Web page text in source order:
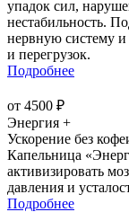
упадок сил,
нестабильность.
нервную систему и
и перегрузок.
Подробнее
от 4500 ₽
Энергия +
Ускорение без
Капельница
активизировать
давления и
Подробнее